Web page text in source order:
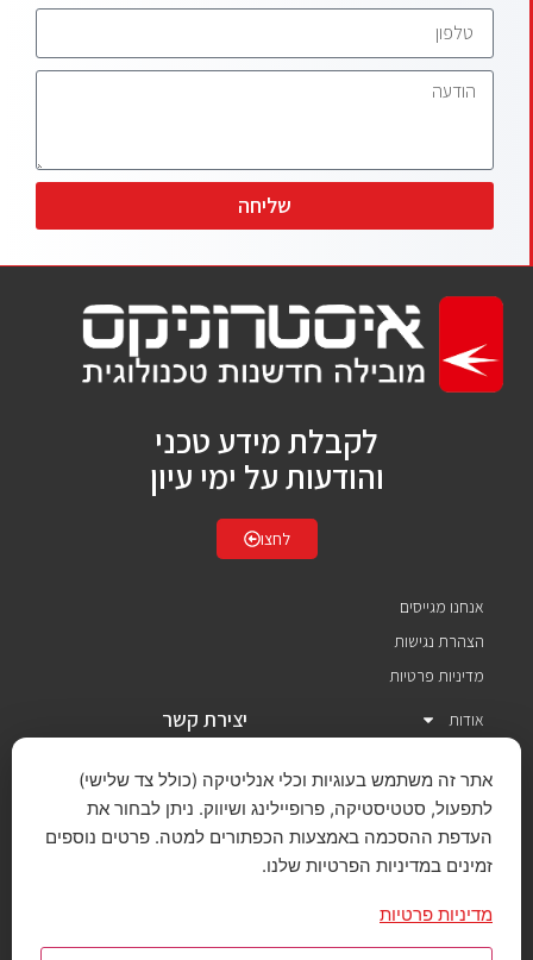
שליחה
לקבלת מידע טכני
והודעות על ימי עיון
לחצו
אנחנו מגייסים
הצהרת נגישות
מדיניות פרטיות
אודות
יצרנים מיוצגים
שירותים ותמיכה
אירועים וכנסים
צרו קשר
יצירת קשר
eastronics@easx.co.il
אתר זה משתמש בעוגיות וכלי אנליטיקה (כולל צד שלישי)
לתפעול, סטטיסטיקה, פרופיילינג ושיווק. ניתן לבחור את
העדפת ההסכמה באמצעות הכפתורים למטה. פרטים נוספים
זמינים במדיניות הפרטיות שלנו.
מדיניות פרטיות